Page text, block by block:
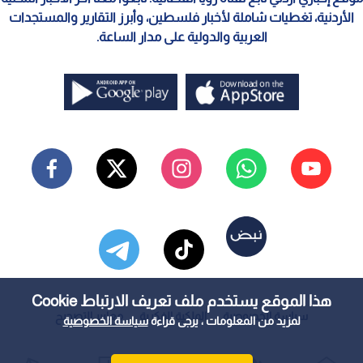
هذا الموقع يستخدم ملف تعريف الارتباط Cookie
لمزيد من المعلومات ، يرجى قراءةسياسة الخصوصية
الأردنية، تغطيات شاملة لأخبار فلسطين، وأبرز التقارير والمستجدات
العربية والدولية على مدار الساعة.
سياسة الخصوصية الملكية الفكرية معايير التصحيح